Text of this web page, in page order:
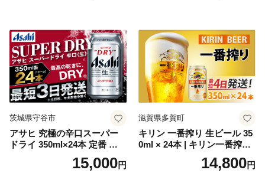
セット 詰め合わせ カクテル
ソーダ割り アルコール ロッ
ク ソーダ ジントニック 】
茨城県守谷市
アサヒ 究極の辛口スーパー
ドライ 350ml×24本 定番 ビー
ル 缶ビール 酒 お酒 アルコー
15,000円
滋賀県多賀町
キリン 一番搾り 生ビール 35
0ml × 24本 | キリン一番搾り
キリンビール 一番搾り ビー
ル 24缶 きりんいちばんしぼ
14,800円